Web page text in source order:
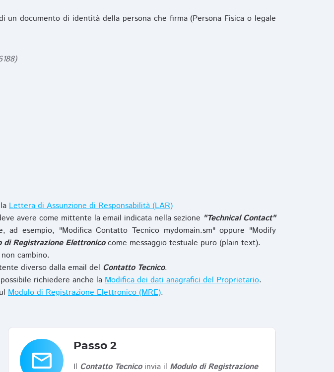
un documento di identità della persona che firma (Persona Fisica o legale
Lettera di Assunzione di Responsabilità (LAR)
avere come mittente la email indicata nella sezione "Technical Contact"
esempio, "Modifica Contatto Tecnico mydomain.sm" oppure "Modify
di Registrazione Elettronicocome messaggio testuale puro (plain text).
cambino.
diverso dalla email del Contatto Tecnico.
richiedere anche la Modifica dei dati anagrafici del Proprietario.
Modulo di Registrazione Elettronico (MRE).
email
Passo 2
Il Contatto Tecnicoinvia il Modulo di Registrazione